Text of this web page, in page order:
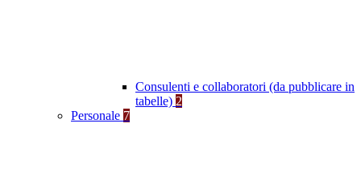
Consulenti e collaboratori (da pubblicare in
tabelle) 2
Personale 7